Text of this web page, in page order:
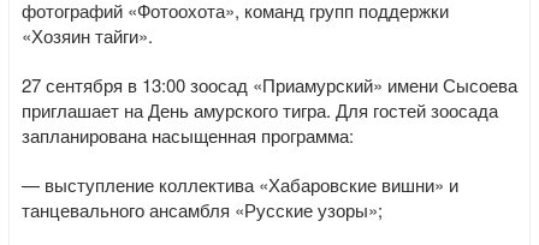
фотографий «Фотоохота», команд групп поддержки
«Хозяин тайги».
27 сентября в 13:00 зоосад «Приамурский» имени Сысоева
приглашает на День амурского тигра. Для гостей зоосада
запланирована насыщенная программа:
— выступление коллектива «Хабаровские вишни» и
танцевального ансамбля «Русские узоры»;